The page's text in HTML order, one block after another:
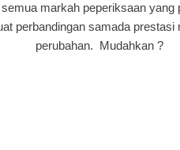
markah peperiksaan yang
perbandingan samada prestasi
perubahan. Mudahkan ?